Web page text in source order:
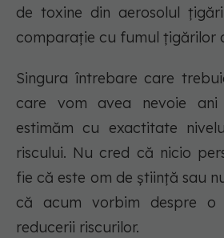
de toxine din aerosolul
comparație cu fumul țigărilor
Singura întrebare care
care vom avea nevoie
estimăm cu exactitate
riscului. Nu cred că nicio
fie că este om de știință sau
că acum vorbim despre
reducerii riscurilor.